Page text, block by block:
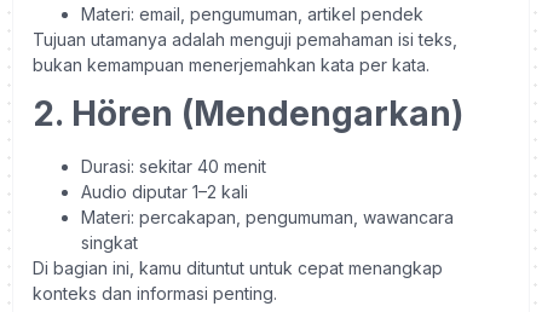
Materi: email, pengumuman, artikel pendek
Tujuan utamanya adalah menguji pemahaman isi teks,
bukan kemampuan menerjemahkan kata per kata.
2. Hören (Mendengarkan)
Durasi: sekitar 40 menit
Audio diputar 1–2 kali
Materi: percakapan, pengumuman, wawancara
singkat
Di bagian ini, kamu dituntut untuk cepat menangkap
konteks dan informasi penting.